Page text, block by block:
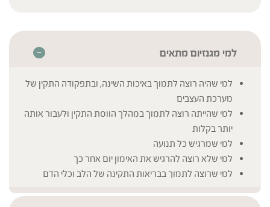
למי מגנזיום מתאים
למי שהיה רוצה לתמוך באיכות השינה, ובתפקודה התקין של
מערכת העצבים
למי שהייתה רוצה לתמוך במהלך הווסת התקין ולעבור אותה
יותר בקלות
למי שמרגיש כל תנועה
למי שלא רוצה להרגיש את האימון יום אחר כך
למי שרוצה לתמוך בבריאות התקינה של הלב וכלי הדם